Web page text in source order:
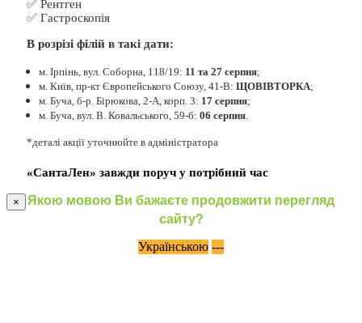
✅ Рентген
✅ Гастроскопія
В розрізі філій в такі дати:
м. Ірпінь, вул. Соборна, 118/19: 11 та 27 серпня;
м. Київ, пр-кт Європейського Союзу, 41-В: ЩОВІВТОРКА;
м. Буча, б-р. Бірюкова, 2-А, корп. 3: 17 серпня;
м. Буча, вул. В. Ковальського, 59-б: 06 серпня.
*деталі акції уточнюйте в адміністратора
«СантаЛен» завжди поруч у потрібний час
×
Якою мовою Ви бажаєте продовжити перегляд
сайту?
Українською ---